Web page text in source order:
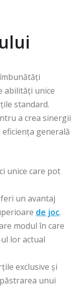
abilități unice
standard.
a crea sinergii
generală
unice care pot
un avantaj
de joc.
modul în care
lor actual
exclusive și
unui